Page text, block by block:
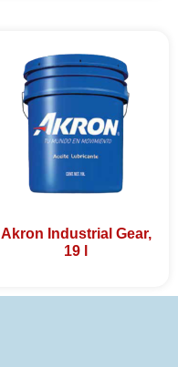
Akron Industrial Gear,
19 l